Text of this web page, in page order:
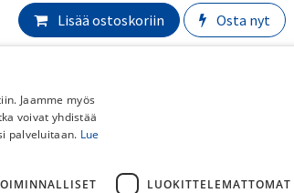
Lisää ostoskoriin Osta nyt
Vertaa
Valmistaja:Scott
Normaali toimitusaika: ​​​2-5 arkipäivää
Jaamme myös
voivat yhdistää
palveluitaan. Lue
LUOKITTELEMATTOMAT